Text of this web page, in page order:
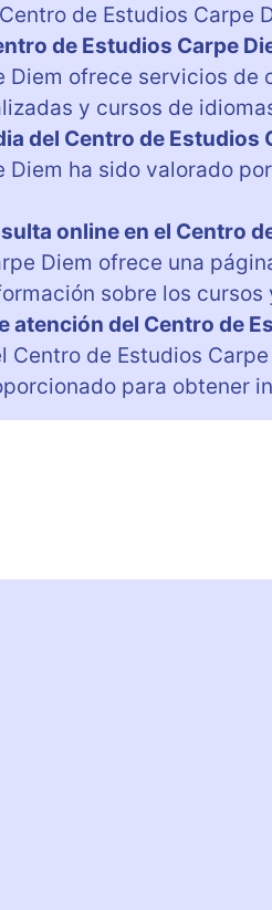
de Estudios Carpe
de Estudios Carpe
Diem ofrece servicios
y cursos de
del Centro de Estudios
Diem ha sido valorado
online en el Centro
Diem ofrece una
sobre los cursos
atención del Centro de
Centro de Estudios
para obtener